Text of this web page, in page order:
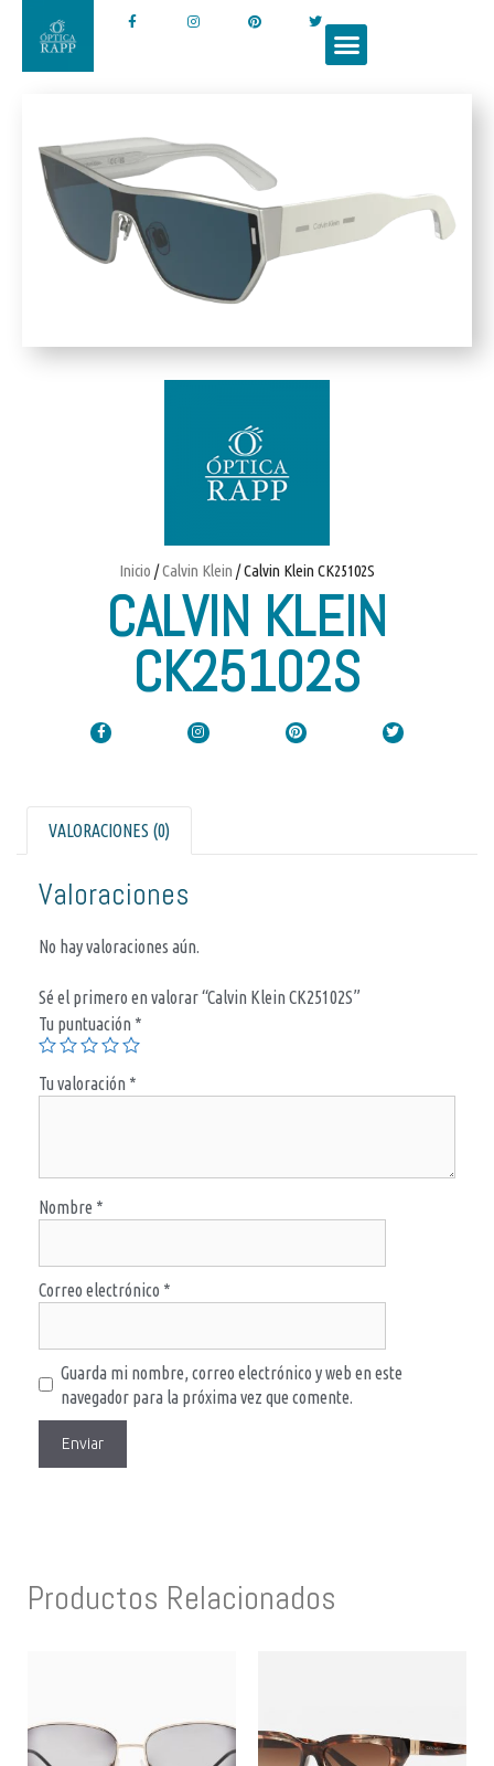
Inicio /Calvin Klein / Calvin Klein CK25102S
CALVIN KLEIN
CK25102S
VALORACIONES (0)
Valoraciones
No hay valoraciones aún.
Sé el primero en valorar “Calvin Klein CK25102S”
Tu puntuación *
Tu valoración *
Nombre *
Correo electrónico *
Guarda mi nombre, correo electrónico y web en este
navegador para la próxima vez que comente.
Productos Relacionados